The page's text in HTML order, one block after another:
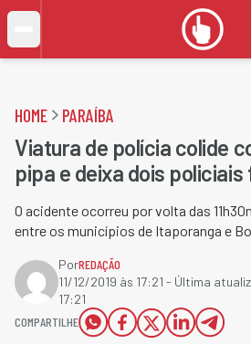
HOME PARAÍBA
Viatura de polícia colide
pipa e deixa dois policiais
O acidente ocorreu por volta das
entre os municípios de Itaporanga e
PorREDAÇÃO
11/12/2019 às 17:21 - Última
17:21
COMPARTILHE